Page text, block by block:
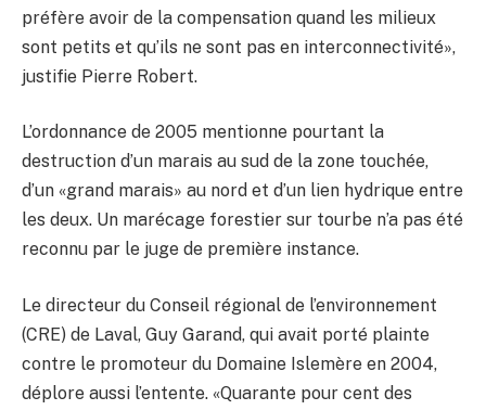
préfère avoir de la compensation quand les milieux
sont petits et qu’ils ne sont pas en interconnectivité»,
justifie Pierre Robert.
L’ordonnance de 2005 mentionne pourtant la
destruction d’un marais au sud de la zone touchée,
d’un «grand marais» au nord et d’un lien hydrique entre
les deux. Un marécage forestier sur tourbe n’a pas été
reconnu par le juge de première instance.
Le directeur du Conseil régional de l’environnement
(CRE) de Laval, Guy Garand, qui avait porté plainte
contre le promoteur du Domaine Islemère en 2004,
déplore aussi l’entente. «Quarante pour cent des